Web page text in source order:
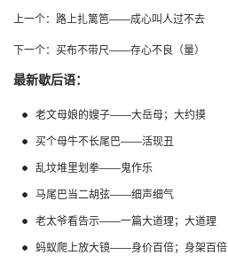
上一个： 路上扎篱笆——成心叫人过不去
下一个： 买布不带尺——存心不良（量）
最新歇后语：
老文母娘的嫂子——大岳母；大约摸
买个母牛不长尾巴——活现丑
乱坟堆里划拳——鬼作乐
马尾巴当二胡弦——细声细气
老太爷看告示——一篇大道理；大道理
蚂蚁爬上放大镜——身价百倍；身架百倍